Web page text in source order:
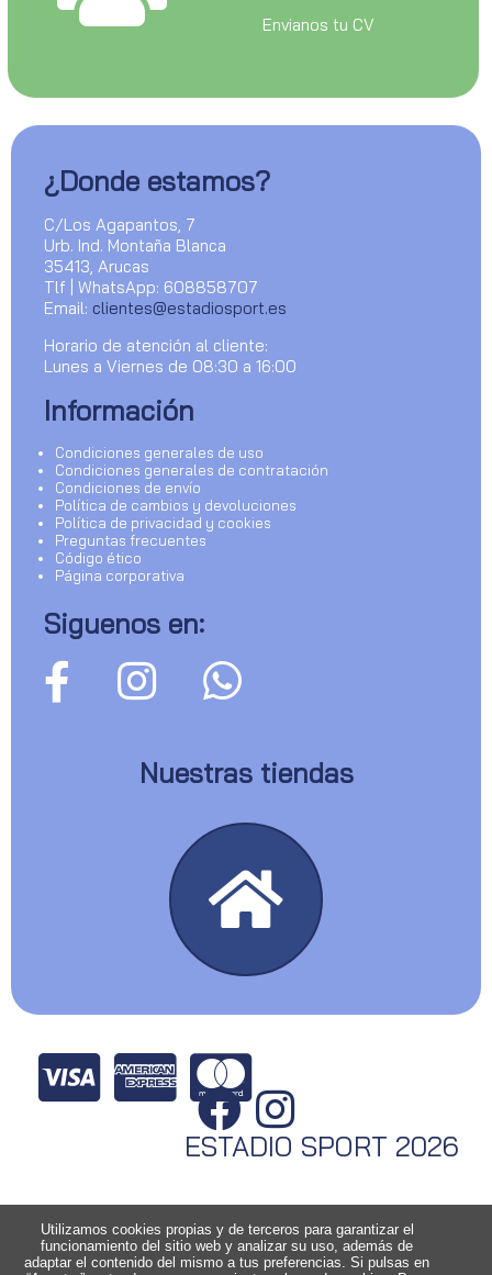
Envianos tu CV
¿Donde estamos?
C/Los Agapantos, 7
Urb. Ind. Montaña Blanca
35413, Arucas
Tlf | WhatsApp: 608858707
Email: clientes@estadiosport.es
Horario de atención al cliente:
Lunes a Viernes de 08:30 a 16:00
Información
Condiciones generales de uso
Condiciones generales de contratación
Condiciones de envío
Política de cambios y devoluciones
Política de privacidad y cookies
Preguntas frecuentes
Código ético
Página corporativa
Siguenos en:
Nuestras tiendas
ESTADIO SPORT 2026
Utilizamos cookies propias y de terceros para garantizar el
funcionamiento del sitio web y analizar su uso, además de
adaptar el contenido del mismo a tus preferencias. Si pulsas en